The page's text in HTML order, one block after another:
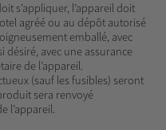
s’appliquer, l’appareil doit
agréé ou au dépôt autorisé
emballé, avec
désiré, avec une assurance
de l’appareil.
(sauf les fusibles) seront
sera renvoyé
l’appareil.